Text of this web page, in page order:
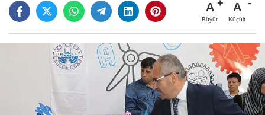
A
Büyüt
A
Küçült